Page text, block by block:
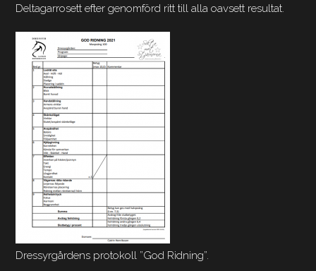
Deltagarrosett efter genomförd ritt till alla oavsett resultat.
Dressyrgårdens protokoll ”God Ridning”.